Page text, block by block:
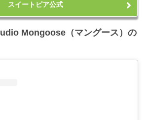
スイートピア公式
Mongoose（マングース）の